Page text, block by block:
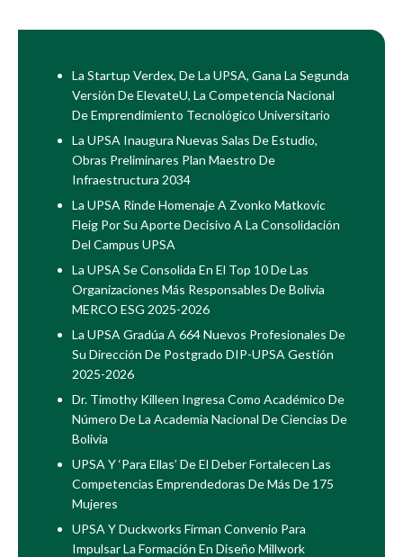
La Startup Verdex, De La UPSA, Gana La Segunda
Versión De ElevateU, La Competencia Nacional
De Emprendimiento Tecnológico Universitario
La UPSA Inaugura Nuevas Salas De Estudio,
Obras Preliminares Plan Maestro De
Infraestructura 2034
La UPSA Rinde Homenaje A Zvonko Matkovic
Fleig Por Su Aporte Decisivo A La Consolidación
Del Campus UPSA
La UPSA Se Consolida En El Top 10 De Las
Organizaciones Más Responsables De Bolivia
MERCO ESG 2025-2026
La UPSA Gradúa A 664 Nuevos Profesionales De
Su Dirección De Postgrado DIP-UPSA Gestión
2025-2026
Dr. Timothy Killeen Ingresa Como Académico De
Número De La Academia Nacional De Ciencias De
Bolivia
UPSA Y ‘Para Ellas’ De El Deber Fortalecen Las
Competencias Emprendedoras De Más De 175
Mujeres
UPSA Y Duckworks Firman Convenio Para
Impulsar La Formación En Diseño Millwork